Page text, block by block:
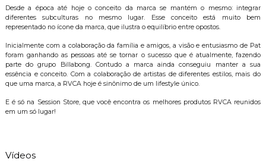
Desde a época até hoje o conceito da marca se mantém o mesmo: integrar
diferentes subculturas no mesmo lugar. Esse conceito está muito bem
representado no ícone da marca, que ilustra o equilíbrio entre opostos.
Inicialmente com a colaboração da família e amigos, a visão e entusiasmo de Pat
foram ganhando as pessoas até se tornar o sucesso que é atualmente, fazendo
parte do grupo Billabong. Contudo a marca ainda conseguiu manter a sua
essência e conceito. Com a colaboração de artistas de diferentes estilos, mais do
que uma marca, a RVCA hoje é sinônimo de um lifestyle único.
E é só na Session Store, que você encontra os melhores produtos RVCA reunidos
em um só lugar!
Vídeos